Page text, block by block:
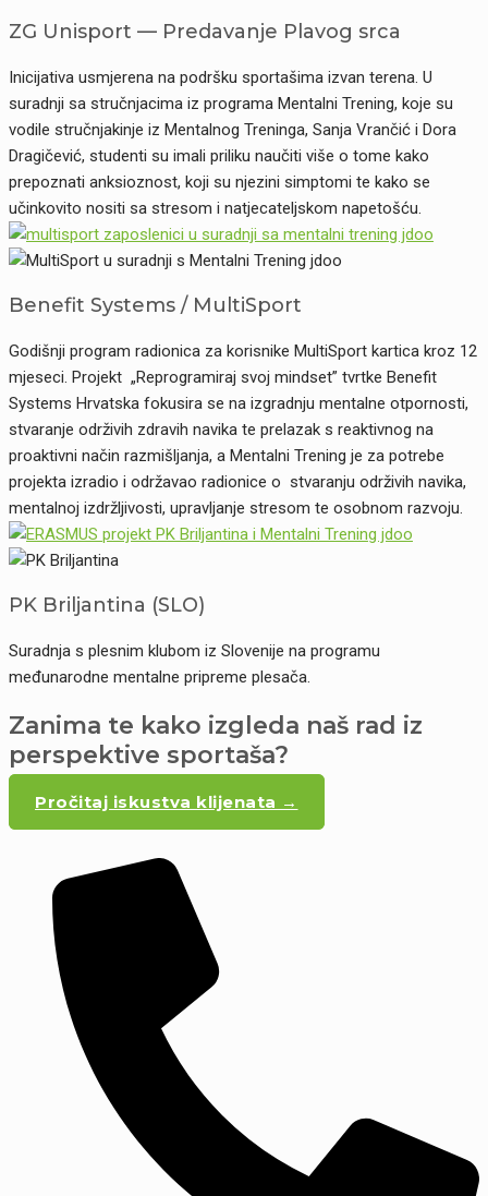
ZG Unisport — Predavanje Plavog srca
Inicijativa usmjerena na podršku sportašima izvan terena. U
suradnji sa stručnjacima iz programa Mentalni Trening, koje su
vodile stručnjakinje iz Mentalnog Treninga, Sanja Vrančić i Dora
Dragičević, studenti su imali priliku naučiti više o tome kako
prepoznati anksioznost, koji su njezini simptomi te kako se
učinkovito nositi sa stresom i natjecateljskom napetošću.
Benefit Systems / MultiSport
Godišnji program radionica za korisnike MultiSport kartica kroz 12
mjeseci. Projekt „Reprogramiraj svoj mindset” tvrtke Benefit
Systems Hrvatska fokusira se na izgradnju mentalne otpornosti,
stvaranje održivih zdravih navika te prelazak s reaktivnog na
proaktivni način razmišljanja, a Mentalni Trening je za potrebe
projekta izradio i održavao radionice o stvaranju održivih navika,
mentalnoj izdržljivosti, upravljanje stresom te osobnom razvoju.
PK Briljantina (SLO)
Suradnja s plesnim klubom iz Slovenije na programu
međunarodne mentalne pripreme plesača.
Zanima te kako izgleda naš rad iz
perspektive sportaša?
Pročitaj iskustva klijenata →